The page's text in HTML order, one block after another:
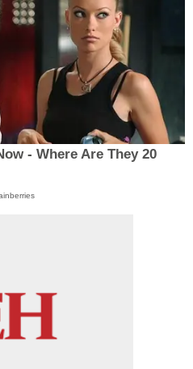
- Where Are They 20